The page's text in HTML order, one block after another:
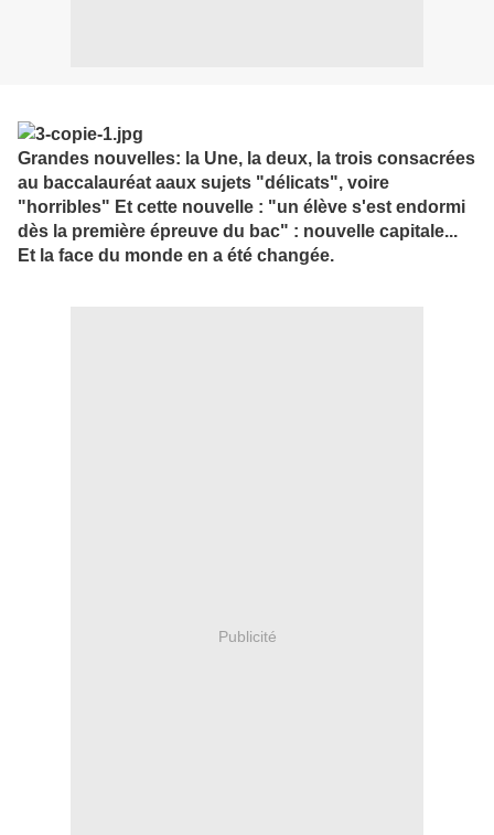
Grandes nouvelles: la Une, la deux, la trois consacrées
au baccalauréat aaux sujets "délicats", voire
"horribles" Et cette nouvelle : "un élève s'est endormi
dès la première épreuve du bac" : nouvelle capitale...
Et la face du monde en a été changée.
Publicité